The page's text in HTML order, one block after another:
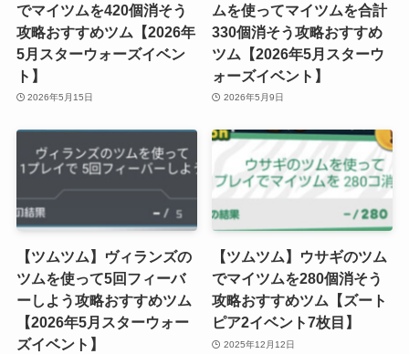
でマイツムを420個消そう
攻略おすすめツム【2026年
5月スターウォーズイベン
ト】
2026年5月15日
ムを使ってマイツムを合計
330個消そう攻略おすすめ
ツム【2026年5月スターウ
ォーズイベント】
2026年5月9日
【ツムツム】ヴィランズの
ツムを使って5回フィーバ
ーしよう攻略おすすめツム
【2026年5月スターウォー
ズイベント】
【ツムツム】ウサギのツム
でマイツムを280個消そう
攻略おすすめツム【ズート
ピア2イベント7枚目】
2025年12月12日